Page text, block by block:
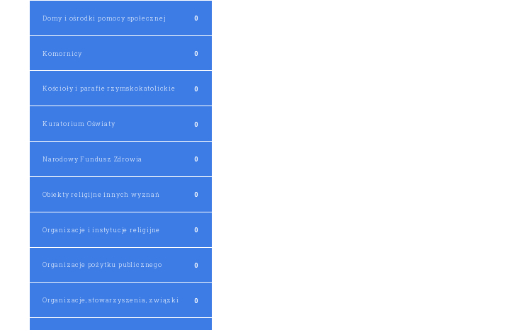
Domy i ośrodki pomocy społecznej 0
Komornicy 0
Kościoły i parafie rzymskokatolickie 0
Kuratorium Oświaty 0
Narodowy Fundusz Zdrowia 0
Obiekty religijne innych wyznań 0
Organizacje i instytucje religijne 0
Organizacje pożytku publicznego 0
Organizacje, stowarzyszenia, związki 0